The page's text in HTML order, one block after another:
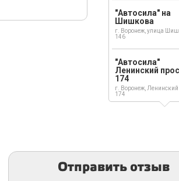
"Автосила" на
Шишкова
г. Воронеж, улица
146
"Автосила"
Ленинский
174
г. Воронеж, Ленинский
174
Отправить отзыв